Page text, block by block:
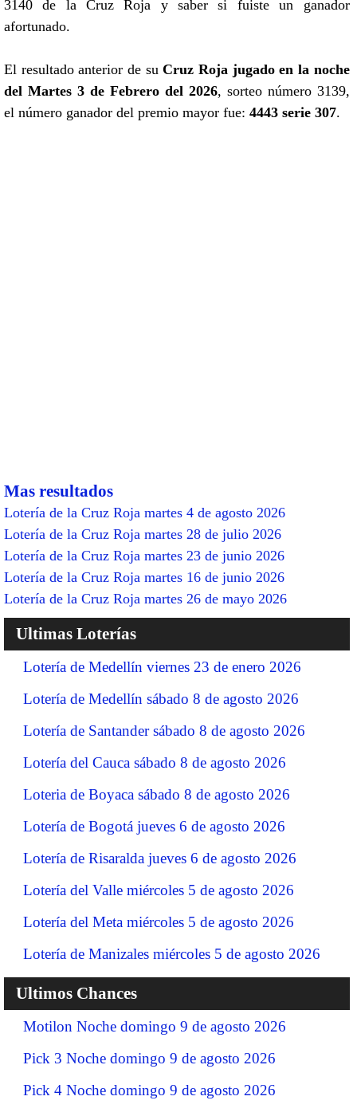
3140 de la Cruz Roja y saber si fuiste un ganador
afortunado.
El resultado anterior de suCruz Roja jugado en la noche
del Martes 3 de Febrero del 2026, sorteo número 3139,
el número ganador del premio mayor fue: 4443 serie 307.
Mas resultados
Lotería de la Cruz Roja martes 4 de agosto 2026
Lotería de la Cruz Roja martes 28 de julio 2026
Lotería de la Cruz Roja martes 23 de junio 2026
Lotería de la Cruz Roja martes 16 de junio 2026
Lotería de la Cruz Roja martes 26 de mayo 2026
Ultimas Loterías
Lotería de Medellín viernes 23 de enero 2026
Lotería de Medellín sábado 8 de agosto 2026
Lotería de Santander sábado 8 de agosto 2026
Lotería del Cauca sábado 8 de agosto 2026
Loteria de Boyaca sábado 8 de agosto 2026
Lotería de Bogotá jueves 6 de agosto 2026
Lotería de Risaralda jueves 6 de agosto 2026
Lotería del Valle miércoles 5 de agosto 2026
Lotería del Meta miércoles 5 de agosto 2026
Lotería de Manizales miércoles 5 de agosto 2026
Ultimos Chances
Motilon Noche domingo 9 de agosto 2026
Pick 3 Noche domingo 9 de agosto 2026
Pick 4 Noche domingo 9 de agosto 2026